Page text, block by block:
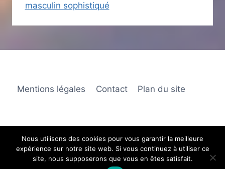
masculin sophistiqué
Mentions légales Contact Plan du site
© 2026 Les fées de la mode
Nous utilisons des cookies pour vous garantir la meilleure
expérience sur notre site web. Si vous continuez à utiliser ce
site, nous supposerons que vous en êtes satisfait.